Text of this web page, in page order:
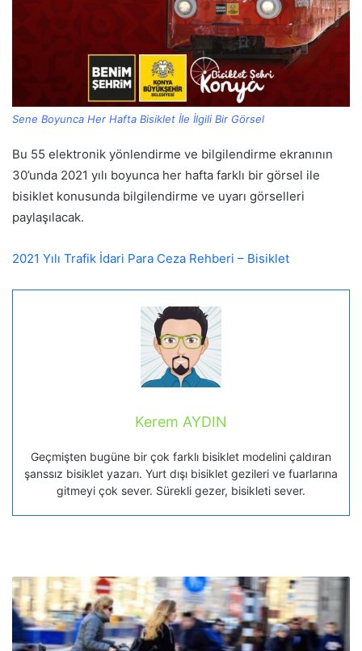
Sene Boyunca Her Hafta Bisiklet İle İlgili Bir Görsel
Bu 55 elektronik yönlendirme ve bilgilendirme ekranının
30’unda 2021 yılı boyunca her hafta farklı bir görsel ile
bisiklet konusunda bilgilendirme ve uyarı görselleri
paylaşılacak.
2021 Yılı Trafik İdari Para Ceza Rehberi – Bisiklet
Kerem AYDIN
Geçmişten bugüne bir çok farklı bisiklet modelini çaldıran
şanssız bisiklet yazarı. Yurt dışı bisiklet gezileri ve fuarlarına
gitmeyi çok sever. Sürekli gezer, bisikleti sever.